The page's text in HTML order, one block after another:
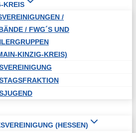
KREIS
/
/ FWG´S UND
KINZIG-KREIS)
(HESSEN)